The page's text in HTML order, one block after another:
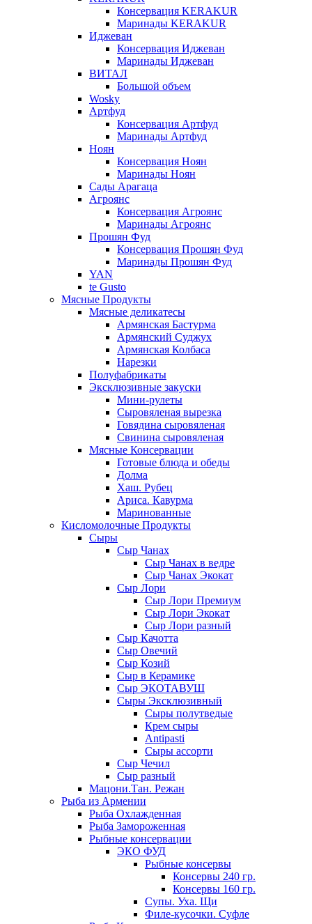
Консервация KERAKUR
Маринады KERAKUR
Иджеван
Консервация Иджеван
Маринады Иджеван
ВИТАЛ
Большой объем
Wosky
Артфуд
Консервация Артфуд
Маринады Артфуд
Ноян
Консервация Ноян
Маринады Ноян
Сады Арагаца
Агроянс
Консервация Агроянс
Маринады Агроянс
Прошян Фуд
Консервация Прошян Фуд
Маринады Прошян Фуд
YAN
te Gusto
Мясные Продукты
Мясные деликатесы
Армянская Бастурма
Армянский Суджух
Армянская Колбаса
Нарезки
Полуфабрикаты
Эксклюзивные закуски
Мини-рулеты
Сыровяленая вырезка
Говядина сыровяленая
Свинина сыровяленая
Мясные Консервации
Готовые блюда и обеды
Долма
Хаш. Рубец
Ариса. Кавурма
Маринованные
Кисломолочные Продукты
Сыры
Сыр Чанах
Сыр Чанах в ведре
Сыр Чанах Экокат
Сыр Лори
Сыр Лори Премиум
Сыр Лори Экокат
Сыр Лори разный
Сыр Качотта
Сыр Овечий
Сыр Козий
Сыр в Керамике
Сыр ЭКОТАВУШ
Сыры Эксклюзивный
Сыры полутведые
Крем сыры
Antipasti
Сыры ассорти
Сыр Чечил
Сыр разный
Мацони.Тан. Режан
Рыба из Армении
Рыба Охлажденная
Рыба Замороженная
Рыбные консервации
ЭКО ФУД
Рыбные консервы
Консервы 240 гр.
Консервы 160 гр.
Супы. Уха. Щи
Филе-кусочки. Суфле